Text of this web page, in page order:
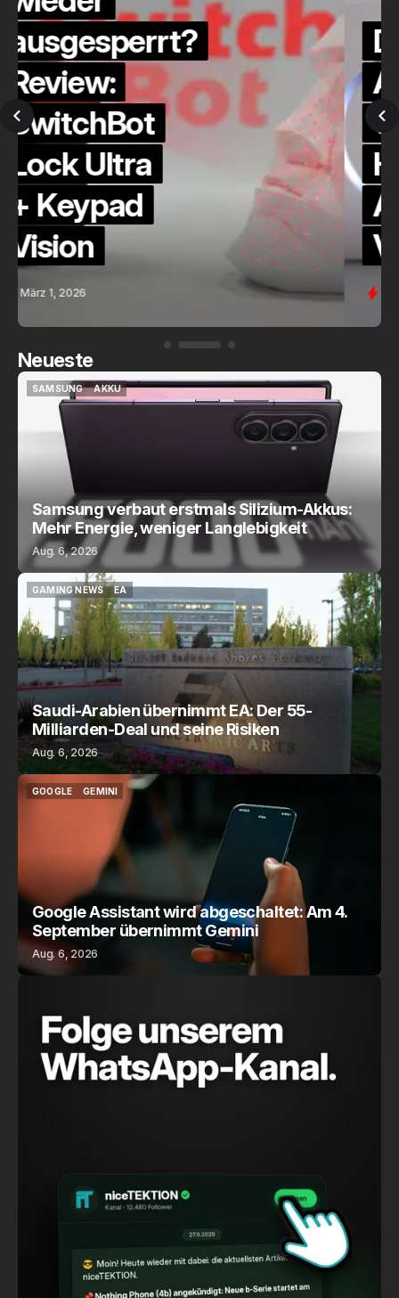
Die Alexa-
Alternative?
QuickCheck:
Home
Assistant
Voice (PE)
Feb. 9, 2026
Neueste
SAMSUNG
SAMSUNG
AKKU
AKKU
Samsung verbaut erstmals Silizium-Akkus:
Mehr Energie, weniger Langlebigkeit
Aug. 6, 2026
GAMING NEWS
GAMING NEWS
EA
EA
Saudi-Arabien übernimmt EA: Der 55-
Milliarden-Deal und seine Risiken
Aug. 6, 2026
GOOGLE
GEMINI
Google Assistant wird abgeschaltet: Am 4.
September übernimmt Gemini
Aug. 6, 2026